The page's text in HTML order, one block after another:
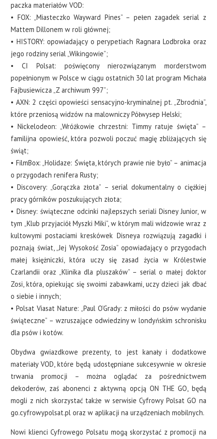
paczka materiałów VOD:
• FOX: „Miasteczko Wayward Pines” – pełen zagadek serial z
Mattem Dillonem w roli głównej;
• HISTORY: opowiadający o perypetiach Ragnara Lodbroka oraz
jego rodziny serial „Wikingowie”;
• CI Polsat: poświęcony nierozwiązanym morderstwom
popełnionym w Polsce w ciągu ostatnich 30 lat program Michała
Fajbusiewicza „Z archiwum 997”;
• AXN: 2 części opowieści sensacyjno-kryminalnej pt. „Zbrodnia”,
które przeniosą widzów na malowniczy Półwysep Helski;
• Nickelodeon: „Wróżkowie chrzestni: Timmy ratuje święta” –
familijna opowieść, która pozwoli poczuć magię zbliżających się
świąt;
• FilmBox: „Holidaze: Święta, których prawie nie było” – animacja
o przygodach renifera Rusty;
• Discovery: „Gorączka złota” – serial dokumentalny o ciężkiej
pracy górników poszukujących złota;
• Disney: świąteczne odcinki najlepszych seriali Disney Junior, w
tym „Klub przyjaciół Myszki Miki”, w którym mali widzowie wraz z
kultowymi postaciami kreskówek Disneya rozwiązują zagadki i
poznają świat, „Jej Wysokość Zosia” opowiadający o przygodach
małej księżniczki, która uczy się zasad życia w Królestwie
Czarlandii oraz „Klinika dla pluszaków” – serial o małej doktor
Zosi, która, opiekując się swoimi zabawkami, uczy dzieci jak dbać
o siebie i innych;
• Polsat Viasat Nature: „Paul O’Grady: z miłości do psów wydanie
świąteczne” – wzruszające odwiedziny w londyńskim schronisku
dla psów i kotów.
Obydwa gwiazdkowe prezenty, to jest kanały i dodatkowe
materiały VOD, które będą udostępniane sukcesywnie w okresie
trwania promocji – można oglądać za pośrednictwem
dekoderów, zaś abonenci z aktywną opcją ON THE GO, będą
mogli z nich skorzystać także w serwisie Cyfrowy Polsat GO na
go.cyfrowypolsat.pl oraz w aplikacji na urządzeniach mobilnych.
Nowi klienci Cyfrowego Polsatu mogą skorzystać z promocji na